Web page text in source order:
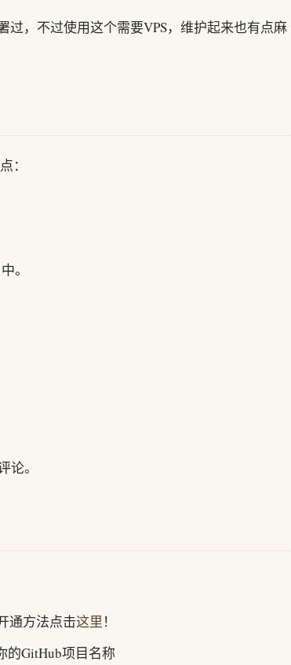
过，不过使用这个需要VPS，维护起来也有点麻
：
。
。
通方法点击这里！
的GitHub项目名称